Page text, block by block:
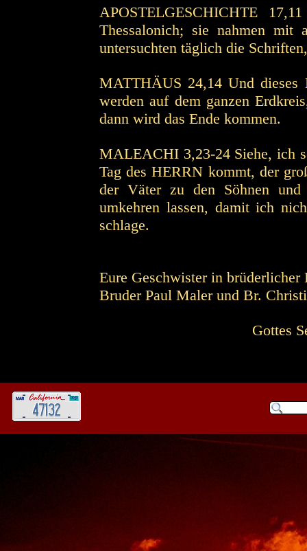
APOSTELGESCHICHTE
Thessalonich; sie nahmen
untersuchten täglich die
MATTHÄUS 24,14 Und dieses
werden auf dem ganzen
dann wird das Ende kommen.
MALEACHI 3,23-24 Siehe, ich
Tag des HERRN kommt, der
der Väter zu den Söhnen
umkehren lassen, damit ich
schlage.
Eure Geschwister in
Bruder Paul Maler und Br.
Gottes